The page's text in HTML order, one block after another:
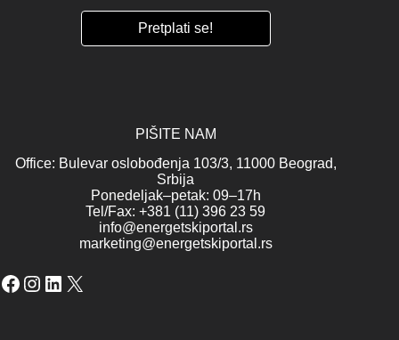
PIŠITE NAM
Office: Bulevar oslobođenja 103/3, 11000 Beograd,
Srbija
Ponedeljak–petak: 09–17h
Tel/Fax: +381 (11) 396 23 59
info@energetskiportal.rs
marketing@energetskiportal.rs
Facebook
Instagram
LinkedIn
X